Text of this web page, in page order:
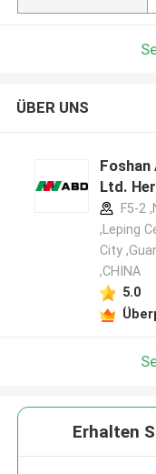
ÜBER UNS
Foshan
Ltd.
F5-2
,Leping
City
,CHINA
5.0
Erhalten